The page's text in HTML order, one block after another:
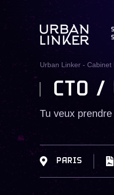
Urban Linker - Cabinet
CTO /
Tu veux
PARIS